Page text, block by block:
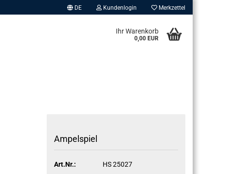
DE Kundenlogin Merkzettel
Ihr Warenkorb
0,00 EUR
Am­pel­spiel
Art.Nr.:
HS 25027